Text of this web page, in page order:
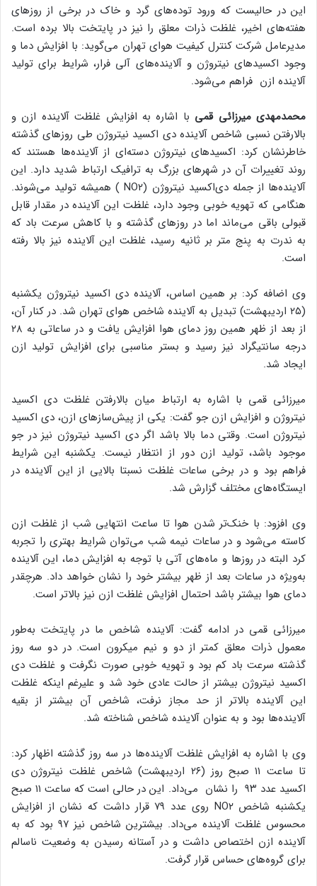
این در حالیست که ورود توده‌های گرد و خاک در برخی از روزهای
هفته‌های اخیر، غلظت ذرات معلق را نیز در پایتخت بالا برده است.
مدیرعامل شرکت کنترل کیفیت هوای تهران می‌گوید: با افزایش دما و
وجود اکسیدهای نیتروژن و آلاینده‌های آلی فرار، شرایط برای تولید
آلاینده ازن فراهم می‌شود.
محمدمهدی میرزائی قمی با اشاره به افزایش غلظت آلاینده ازن و
بالارفتن نسبی شاخص آلاینده دی اکسید نیتروژن طی روزهای گذشته
خاطرنشان کرد: اکسیدهای نیتروژن دسته‌ای از آلاینده‌ها هستند که
روند تغییرات آن در شهرهای بزرگ به ترافیک ارتباط شدید دارد. این
آلاینده‌ها از جمله دی‌اکسید نیتروژن (NO۲ ) همیشه تولید می‌شوند.
هنگامی که تهویه خوبی وجود دارد، غلظت این آلاینده در مقدار قابل
قبولی باقی می‌ماند اما در روزهای گذشته و با کاهش سرعت باد که
به ندرت به پنج متر بر ثانیه ‌رسید، غلظت این آلاینده نیز بالا رفته
است.
وی اضافه کرد: بر همین اساس، آلاینده دی اکسید نیتروژن یکشنبه
(۲۵ اردیبهشت) تبدیل به آلاینده شاخص هوای تهران شد. در کنار آن،
از بعد از ظهر همین روز دمای هوا افزایش یافت و در ساعاتی به ۲۸
درجه سانتیگراد نیز رسید و بستر مناسبی برای افزایش تولید ازن
ایجاد شد.
میرزائی قمی با اشاره به ارتباط میان بالارفتن غلظت دی اکسید
نیتروژن و افزایش ازن جو گفت: یکی از پیش‌سازهای ازن، دی اکسید
نیتروژن است. وقتی دما بالا باشد اگر دی اکسید نیتروژن نیز در جو
موجود باشد، تولید ازن دور از انتظار نیست. یکشنبه این شرایط
فراهم بود و در برخی ساعات غلظت نسبتا بالایی از این آلاینده در
ایستگاه‌های مختلف گزارش شد.
وی افزود: با خنک‌تر شدن هوا تا ساعت انتهایی شب از غلظت ازن
کاسته می‌شود و در ساعات نیمه شب می‌توان شرایط بهتری را تجربه
کرد البته در روزها و ماه‌های آتی با توجه به افزایش دما، این آلاینده
به‌ویژه در ساعات بعد از ظهر بیشتر خود را نشان خواهد داد. هرچقدر
دمای هوا بیشتر باشد احتمال افزایش غلظت ازن نیز بالاتر است.
میرزائی قمی در ادامه گفت: آلاینده شاخص ما در پایتخت به‌طور
معمول ذرات معلق کمتر از دو و نیم میکرون است. در دو سه روز
گذشته سرعت باد کم بود و تهویه خوبی صورت نگرفت و غلظت دی
اکسید نیتروژن بیشتر از حالت عادی خود شد و علیرغم اینکه غلظت
این آلاینده بالاتر از حد مجاز نرفت، شاخص آن بیشتر از بقیه
آلاینده‌ها بود و به عنوان آلاینده شاخص شناخته شد.
وی با اشاره به افزایش غلظت آلاینده‌ها در سه روز گذشته اظهار کرد:
تا ساعت ۱۱ صبح روز (۲۶ اردیبهشت) شاخص غلظت نیتروژن دی
اکسید عدد ۹۳ را نشان می‌داد. این در حالی است که ساعت ۱۱ صبح
یکشنبه شاخص NO۲ روی عدد ۷۹ قرار داشت که نشان از افزایش
محسوس غلظت آلاینده می‌داد. بیشترین شاخص نیز ۹۷ بود که به
آلاینده ازن اختصاص داشت و در آستانه رسیدن به وضعیت ناسالم
برای گروه‌های حساس قرار گرفت.